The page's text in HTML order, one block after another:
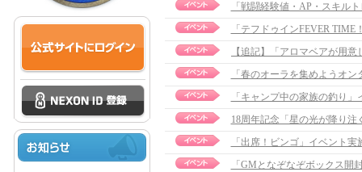
「戦闘経験値・AP・スキル
「テフドゥインFEVER
「春のオーラを集めようオ
「キャンプ中の家族の釣り
18周年記念「星の光が降り
「出席！ビンゴ」イベント実
「GMとなぞなぞボックス開